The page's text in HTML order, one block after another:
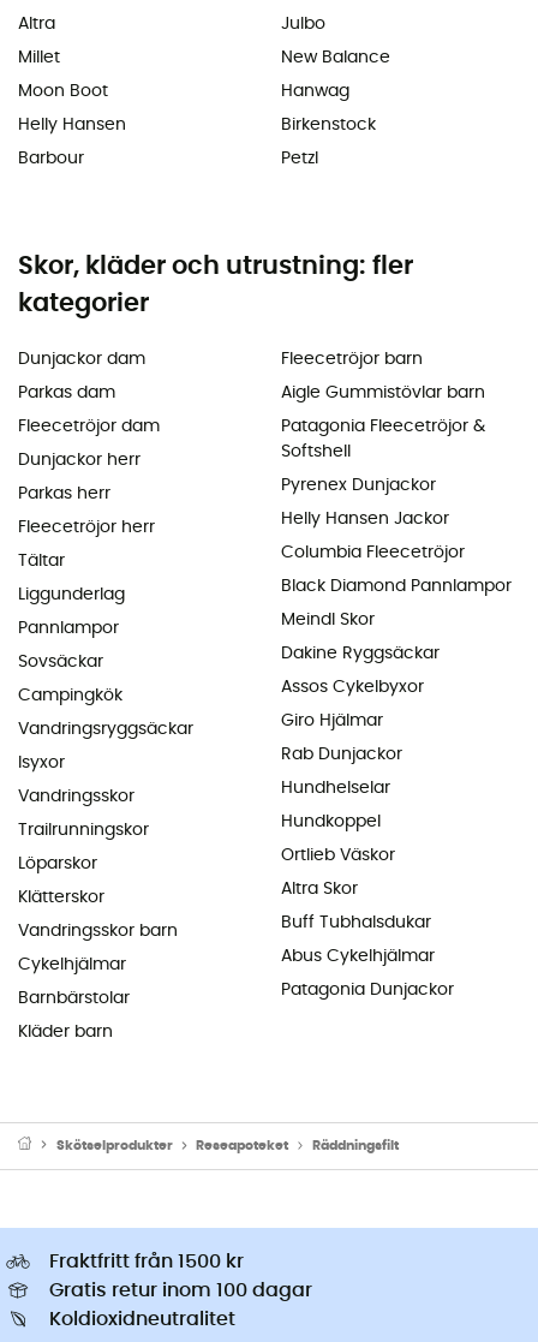
Altra
Millet
Moon Boot
Helly Hansen
Barbour
Julbo
New Balance
Hanwag
Birkenstock
Petzl
Skor, kläder och utrustning: fler
kategorier
Dunjackor dam
Parkas dam
Fleecetröjor dam
Dunjackor herr
Parkas herr
Fleecetröjor herr
Tältar
Liggunderlag
Pannlampor
Sovsäckar
Campingkök
Vandringsryggsäckar
Isyxor
Vandringsskor
Trailrunningskor
Löparskor
Klätterskor
Vandringsskor barn
Cykelhjälmar
Barnbärstolar
Kläder barn
Fleecetröjor barn
Aigle Gummistövlar barn
Patagonia Fleecetröjor &
Softshell
Pyrenex Dunjackor
Helly Hansen Jackor
Columbia Fleecetröjor
Black Diamond Pannlampor
Meindl Skor
Dakine Ryggsäckar
Assos Cykelbyxor
Giro Hjälmar
Rab Dunjackor
Hundhelselar
Hundkoppel
Ortlieb Väskor
Altra Skor
Buff Tubhalsdukar
Abus Cykelhjälmar
Patagonia Dunjackor
Skötselprodukter Reseapoteket Räddningsfilt
Fraktfritt från 1500 kr
Gratis retur inom 100 dagar
Koldioxidneutralitet